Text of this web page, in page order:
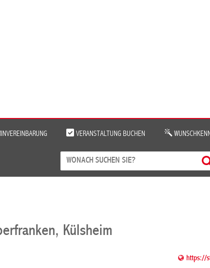
VERANSTALTUNG BUCHEN
Külsheim
https://